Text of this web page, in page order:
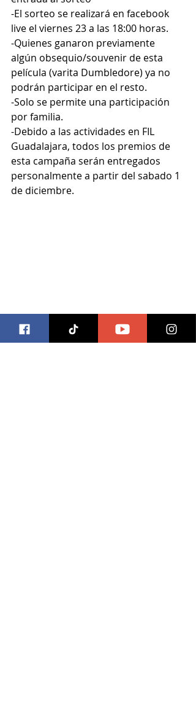
-El sorteo se realizará en facebook
live el viernes 23 a las 18:00 horas.
-Quienes ganaron previamente
algún obsequio/souvenir de esta
película (varita Dumbledore) ya no
podrán participar en el resto.
-Solo se permite una participación
por familia.
-Debido a las actividades en FIL
Guadalajara, todos los premios de
esta campaña serán entregados
personalmente a partir del sabado 1
de diciembre.